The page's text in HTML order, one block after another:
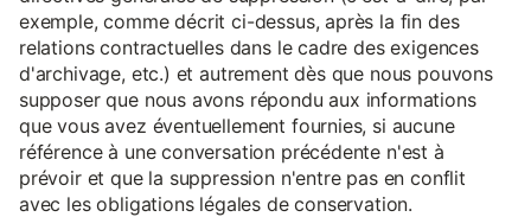
exemple, comme décrit ci-dessus, après la fin des
relations contractuelles dans le cadre des exigences
d'archivage, etc.) et autrement dès que nous pouvons
supposer que nous avons répondu aux informations
que vous avez éventuellement fournies, si aucune
référence à une conversation précédente n'est à
prévoir et que la suppression n'entre pas en conflit
avec les obligations légales de conservation.